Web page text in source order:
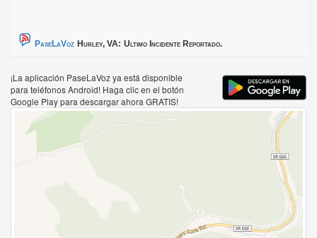
PaseLaVoz Hurley, VA: Ultimo Incidente Reportado.
¡La aplicación PaseLaVoz ya está disponible
para teléfonos Android! Haga clic en el botón
Google Play para descargar ahora GRATIS!